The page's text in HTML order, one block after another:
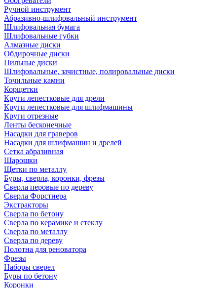
Ручной инструмент
Абразивно-шлифовальный инструмент
Шлифовальная бумага
Шлифовальные губки
Алмазные диски
Обдирочные диски
Пильные диски
Шлифовальные, зачистные, полировальные диски
Точильные камни
Корщетки
Круги лепестковые для дрели
Круги лепестковые для шлифмашины
Круги отрезные
Ленты бесконечные
Насадки для граверов
Насадки для шлифмашин и дрелей
Сетка абразивная
Шарошки
Щетки по металлу
Буры, сверла, коронки, фрезы
Сверла перовые по дереву
Сверла Форстнера
Экстракторы
Сверла по бетону
Сверла по керамике и стеклу
Сверла по металлу
Сверла по дереву
Полотна для реноватора
Фрезы
Наборы сверел
Буры по бетону
Коронки